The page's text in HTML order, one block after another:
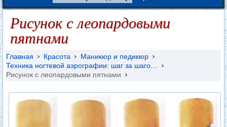
Рисунок с леопардовыми
пятнами
Главная Красота
Маникюр и педикюр
Техника ногтевой аэрографии: шаг за шаго…
Рисунок с леопардовыми пятнами